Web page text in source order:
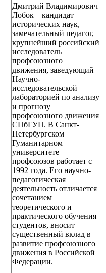
Дмитрий Владимирович
Лобок – кандидат
исторических наук,
замечательный педагог,
крупнейший российский
исследователь
профсоюзного
движения, заведующий
Научно-
исследовательской
лабораторией по анализу
и прогнозу
профсоюзного движения
СПбГУП. В Санкт-
Петербургском
Гуманитарном
университете
профсоюзов работает с
1992 года. Его научно-
педагогическая
деятельность отличается
сочетанием
теоретического и
практического обучения
студентов, вносит
существенный вклад в
развитие профсоюзного
движения в Российской
Федерации.